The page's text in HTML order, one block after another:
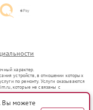
характер.
устройств, в отношении которых
по ремонту. Услуги оказываются
которые не связаны с
представителями.
оборот в соответствии
Вы можете